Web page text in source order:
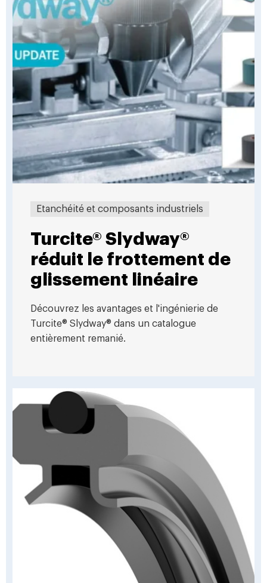
Etanchéité et composants industriels
Turcite® Slydway®
réduit le frottement de
glissement linéaire
Découvrez les avantages et l'ingénierie de
Turcite® Slydway® dans un catalogue
entièrement remanié.